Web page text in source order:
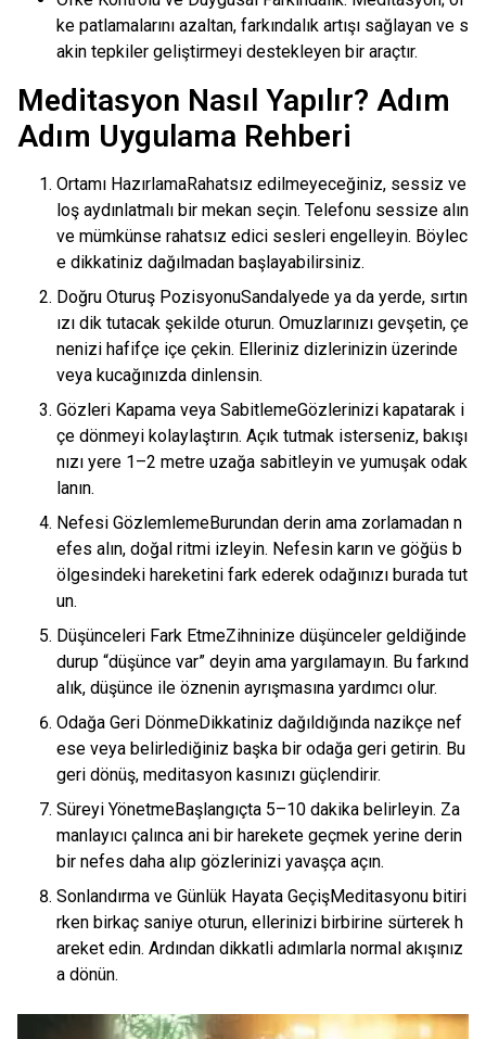
ke patlamalarını azaltan, farkındalık artışı sağlayan ve s
akin tepkiler geliştirmeyi destekleyen bir araçtır.
Meditasyon Nasıl Yapılır? Adım
Adım Uygulama Rehberi
Ortamı HazırlamaRahatsız edilmeyeceğiniz, sessiz ve
loş aydınlatmalı bir mekan seçin. Telefonu sessize alın
ve mümkünse rahatsız edici sesleri engelleyin. Böylec
e dikkatiniz dağılmadan başlayabilirsiniz.
Doğru Oturuş PozisyonuSandalyede ya da yerde, sırtın
ızı dik tutacak şekilde oturun. Omuzlarınızı gevşetin, çe
nenizi hafifçe içe çekin. Elleriniz dizlerinizin üzerinde
veya kucağınızda dinlensin.
Gözleri Kapama veya SabitlemeGözlerinizi kapatarak i
çe dönmeyi kolaylaştırın. Açık tutmak isterseniz, bakışı
nızı yere 1–2 metre uzağa sabitleyin ve yumuşak odak
lanın.
Nefesi GözlemlemeBurundan derin ama zorlamadan n
efes alın, doğal ritmi izleyin. Nefesin karın ve göğüs b
ölgesindeki hareketini fark ederek odağınızı burada tut
un.
Düşünceleri Fark EtmeZihninize düşünceler geldiğinde
durup “düşünce var” deyin ama yargılamayın. Bu farkınd
alık, düşünce ile öznenin ayrışmasına yardımcı olur.
Odağa Geri DönmeDikkatiniz dağıldığında nazikçe nef
ese veya belirlediğiniz başka bir odağa geri getirin. Bu
geri dönüş, meditasyon kasınızı güçlendirir.
Süreyi YönetmeBaşlangıçta 5–10 dakika belirleyin. Za
manlayıcı çalınca ani bir harekete geçmek yerine derin
bir nefes daha alıp gözlerinizi yavaşça açın.
Sonlandırma ve Günlük Hayata GeçişMeditasyonu bitiri
rken birkaç saniye oturun, ellerinizi birbirine sürterek h
areket edin. Ardından dikkatli adımlarla normal akışınız
a dönün.